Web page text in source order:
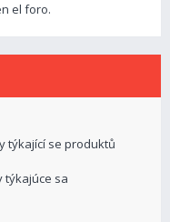
el foro.
týkající se produktů
týkajúce sa